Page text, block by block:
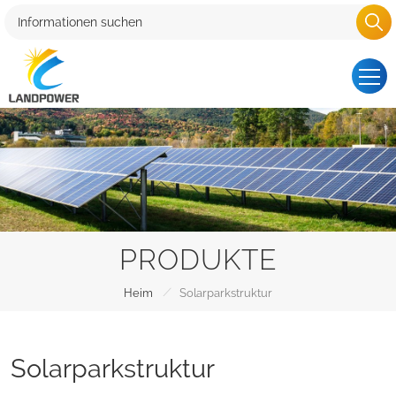
PRODUKTE
Heim / Solarparkstruktur
Solarparkstruktur